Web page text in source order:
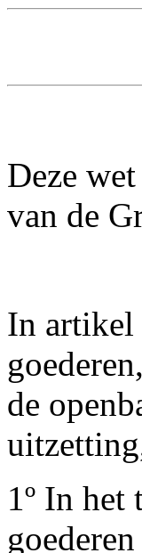
Deze
van de
In artikel
de
1º In het